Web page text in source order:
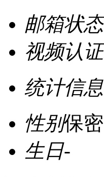
邮箱状态
视频认证
统计信息
性别保密
生日-